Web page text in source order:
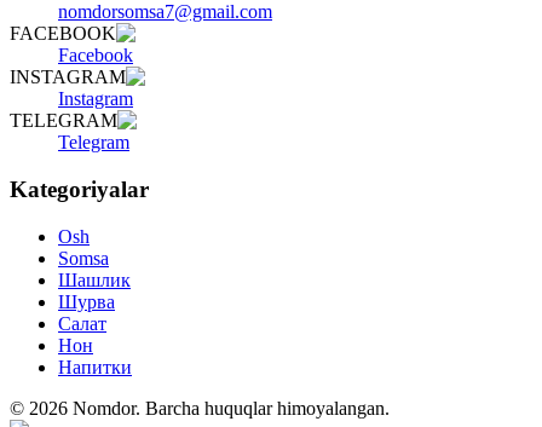
nomdorsomsa7@gmail.com
FACEBOOK
Facebook
INSTAGRAM
Instagram
TELEGRAM
Telegram
Kategoriyalar
Osh
Somsa
Шашлик
Шурва
Салат
Нон
Напитки
© 2026 Nomdor. Barcha huquqlar himoyalangan.